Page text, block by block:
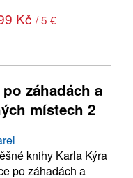
Kč / 5 €
záhadách a
místech 2
knihy Karla Kýra
po záhadách a